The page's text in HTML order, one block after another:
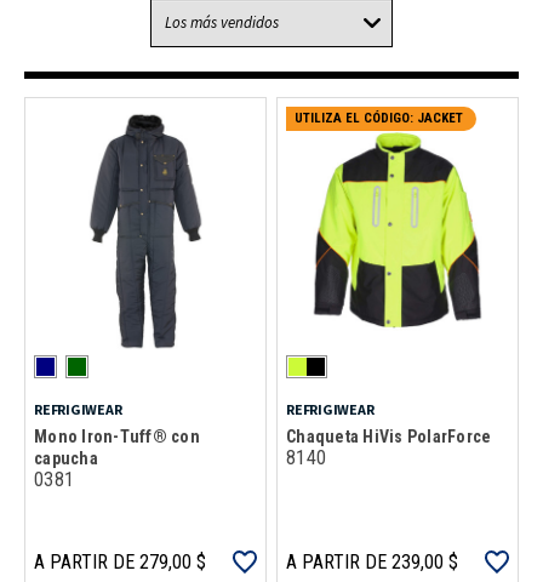
REFRIGIWEAR
Mono Iron-Tuff® con
capucha
0381
A PARTIR DE 279,00 $
UTILIZA EL CÓDIGO: JACKET
REFRIGIWEAR
Chaqueta HiVis PolarForce
8140
A PARTIR DE 239,00 $